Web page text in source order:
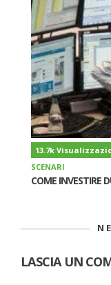
13.7k
SCENARI
COME INVESTIRE
LASCIA UN